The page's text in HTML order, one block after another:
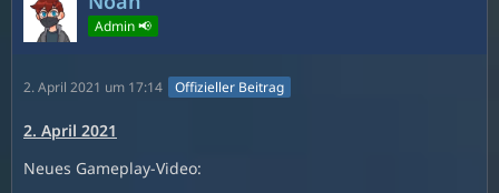
Admin 📢
2. April 2021 um 17:14 Offizieller Beitrag
2. April 2021
Neues Gameplay-Video: